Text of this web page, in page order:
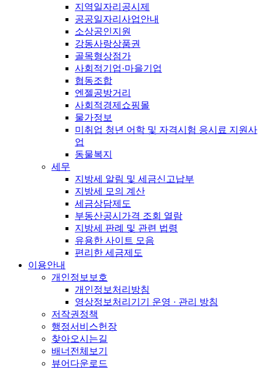
지역일자리공시제
공공일자리사업안내
소상공인지원
강동사랑상품권
골목형상점가
사회적기업·마을기업
협동조합
엔젤공방거리
사회적경제쇼핑몰
물가정보
미취업 청년 어학 및 자격시험 응시료 지원사
업
동물복지
세무
지방세 알림 및 세금신고납부
지방세 모의 계산
세금상담제도
부동산공시가격 조회 열람
지방세 판례 및 관련 법령
유용한 사이트 모음
편리한 세금제도
이용안내
개인정보보호
개인정보처리방침
영상정보처리기기 운영 · 관리 방침
저작권정책
행정서비스헌장
찾아오시는길
배너전체보기
뷰어다운로드